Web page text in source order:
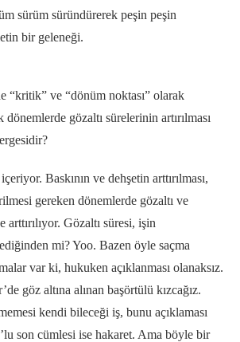
sürüm süründürerek peşin peşin
bir geleneği.
“kritik” ve “dönüm noktası” olarak
dönemlerde gözaltı sürelerinin artırılması
Baskının ve dehşetin arttırılması,
gereken dönemlerde gözaltı ve
Gözaltı süresi, işin
mi? Yoo. Bazen öyle saçma
var ki, hukuken açıklanması olanaksız.
göz altına alınan başörtülü kızcağız.
kendi bileceği iş, bunu açıklaması
son cümlesi ise hakaret. Ama böyle bir